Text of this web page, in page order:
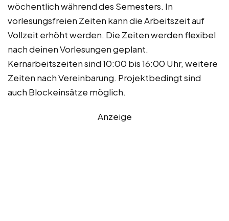
wöchentlich während des Semesters. In
vorlesungsfreien Zeiten kann die Arbeitszeit auf
Vollzeit erhöht werden. Die Zeiten werden flexibel
nach deinen Vorlesungen geplant.
Kernarbeitszeiten sind 10:00 bis 16:00 Uhr, weitere
Zeiten nach Vereinbarung. Projektbedingt sind
auch Blockeinsätze möglich.
Anzeige